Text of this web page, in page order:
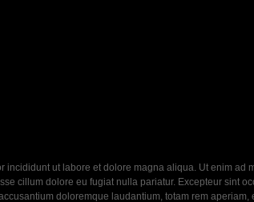
ut labore et dolore magna aliqua. Ut enim
cillum dolore eu fugiat nulla pariatur. Excepteur sint
doloremque laudantium, totam rem